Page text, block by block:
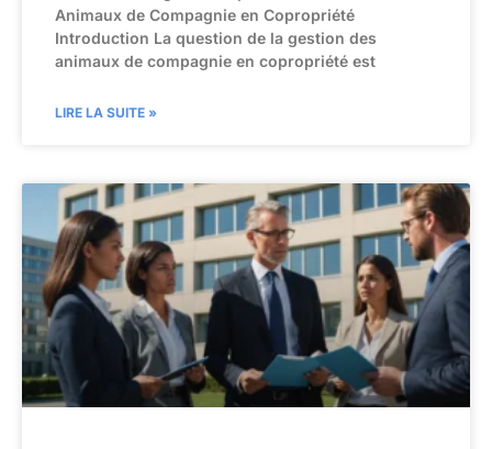
Animaux de Compagnie en Copropriété
Introduction La question de la gestion des
animaux de compagnie en copropriété est
LIRE LA SUITE »